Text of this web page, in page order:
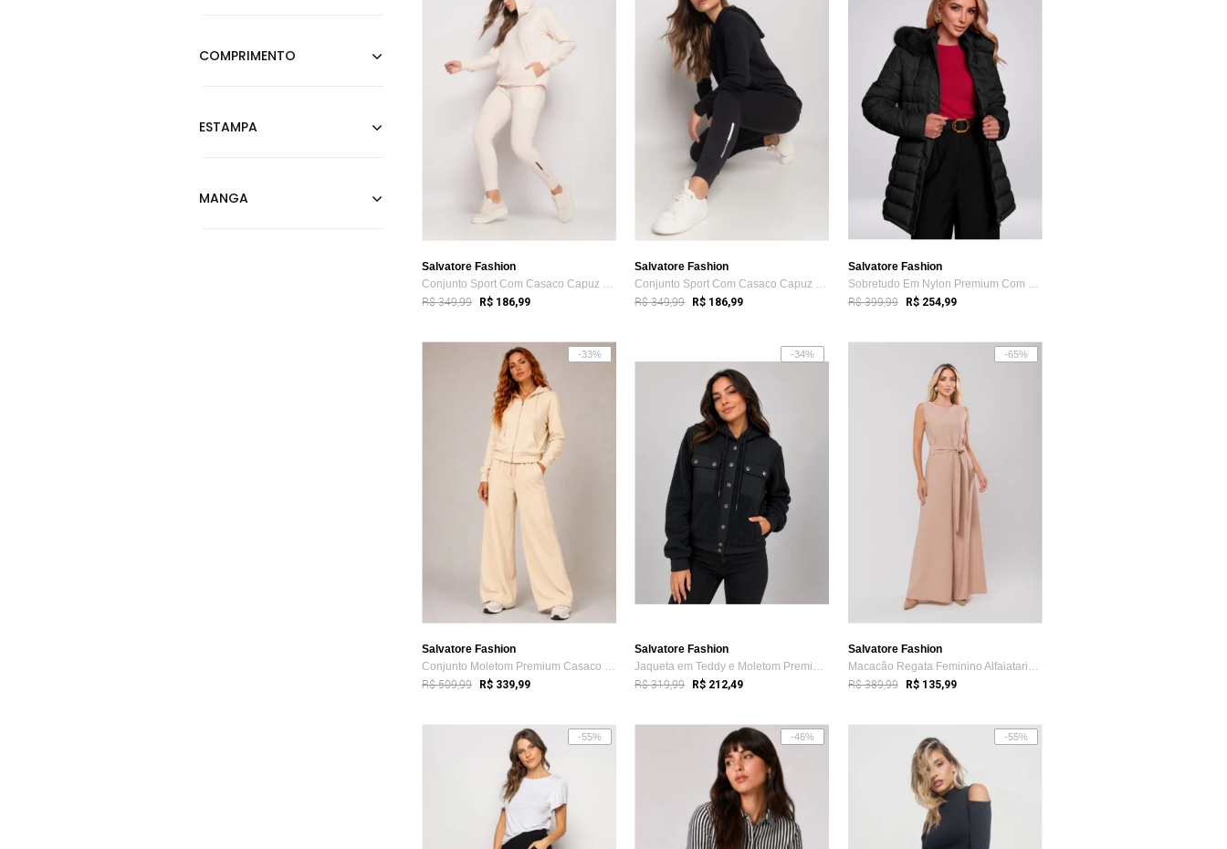
Salvatore Fashion
Conjunto Sport Com Casaco Capuz e Jogger...
R$ 349,99 R$ 186,99
Salvatore Fashion
Conjunto Sport Com Casaco Capuz e Jogger...
R$ 349,99 R$ 186,99
Salvatore Fashion
Sobretudo Em Nylon Premium Com Capuz Rem...
R$ 399,99 R$ 254,99
-33%
Salvatore Fashion
Conjunto Moletom Premium Casaco Com bols...
R$ 509,99 R$ 339,99
-34%
Salvatore Fashion
Jaqueta em Teddy e Moletom Premium Salvatore Preto
R$ 319,99 R$ 212,49
-65%
Salvatore Fashion
Macacão Regata Feminino Alfaiataria Pant...
R$ 389,99 R$ 135,99
-55% -46% -55%